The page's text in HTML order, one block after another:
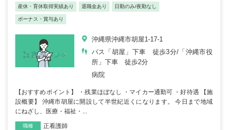
産休・育休取得実績あり 退職金あり 日勤のみ/夜勤なし
ボーナス・賞与あり
沖縄県沖縄市胡屋1-17-1
バス「胡屋」下車 徒歩3分/「沖縄市役
所」下車 徒歩2分
病院
【おすすめポイント】 ・残業ほぼなし ・マイカー通勤可 ・好待遇 【施
設概要】 沖縄市胡屋に開設して半世紀近くになります。 今日まで地域
にねざし、医療・福祉・...
職種 正看護師